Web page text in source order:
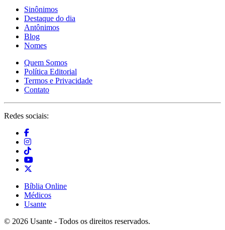
Sinônimos
Destaque do dia
Antônimos
Blog
Nomes
Quem Somos
Política Editorial
Termos e Privacidade
Contato
Redes sociais:
Bíblia Online
Médicos
Usante
© 2026 Usante - Todos os direitos reservados.